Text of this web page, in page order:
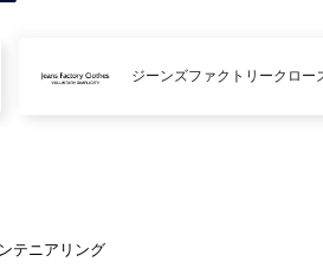
ジーンズファクトリークロー
テニアリング